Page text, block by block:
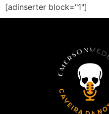
[adinserter block="1"]